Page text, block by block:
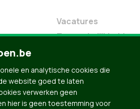
Vacatures
Toegankelijkheid
en analytische cookies die
website goed te laten
verwerken geen
hier is geen toestemming voor